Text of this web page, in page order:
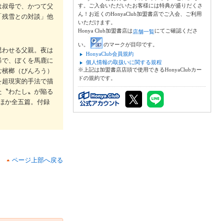
母で、かつて父
雪との対談」他
せる父親。夜は
、ぼくを馬鹿に
榔（びんろう）
現実的手法で描
わたし〟が陥る
か全五篇。付録
ページ上部へ戻る
す。ご入会いただいたお客様には特典が盛りだくさ
ん！お近くのHonyaClub加盟書店でご入会、ご利用
いただけます。
Honya Club加盟書店は店舗一覧にてご確認くださ
い。
のマークが目印です。
HonyaClub会員規約
個人情報の取扱いに関する規程
※上記は加盟書店店頭で使用できるHonyaClubカー
ドの規約です。